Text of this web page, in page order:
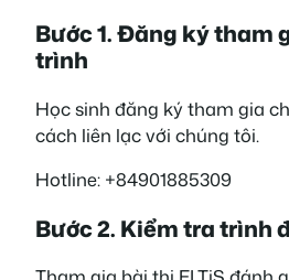
Bước 1. Đăng ký tham
trình
Học sinh đăng ký tham gia
cách liên lạc với chúng tôi.
Hotline: +84901885309
Bước 2. Kiểm tra trình